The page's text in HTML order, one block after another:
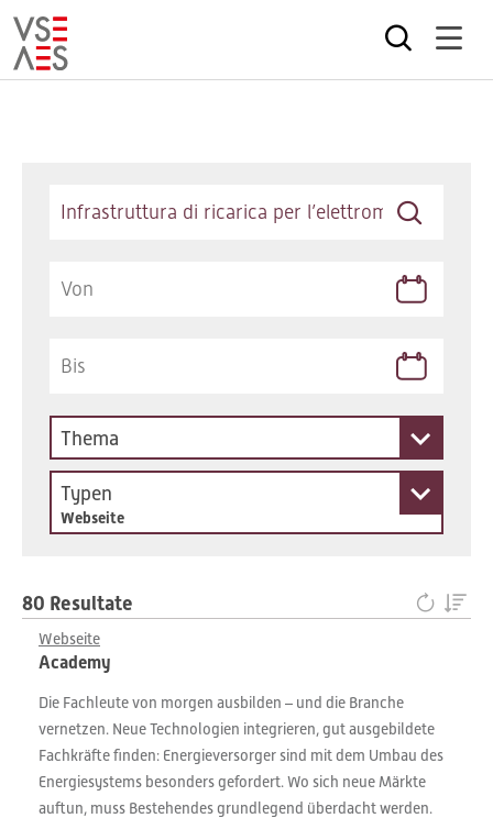
Thema
Typen
Webseite
80 Resultate
Webseite
Academy
Die Fachleute von morgen ausbilden – und die Branche
vernetzen. Neue Technologien integrieren, gut ausgebildete
Fachkräfte finden: Energieversorger sind mit dem Umbau des
Energiesystems besonders gefordert. Wo sich neue Märkte
auftun, muss Bestehendes grundlegend überdacht werden.